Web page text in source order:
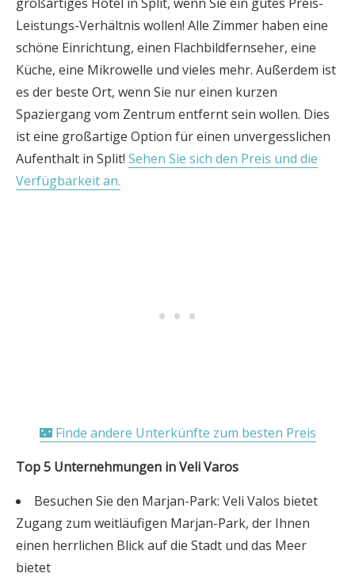
Leistungs-Verhältnis wollen! Alle Zimmer haben eine
schöne Einrichtung, einen Flachbildfernseher, eine
Küche, eine Mikrowelle und vieles mehr. Außerdem ist
es der beste Ort, wenn Sie nur einen kurzen
Spaziergang vom Zentrum entfernt sein wollen. Dies
ist eine großartige Option für einen unvergesslichen
Aufenthalt in Split! Sehen Sie sich den Preis und die
Verfügbarkeit an.
🌃 Finde andere Unterkünfte zum besten Preis
Top 5 Unternehmungen in Veli Varos
Besuchen Sie den Marjan-Park: Veli Valos bietet
Zugang zum weitläufigen Marjan-Park, der Ihnen
einen herrlichen Blick auf die Stadt und das Meer
bietet